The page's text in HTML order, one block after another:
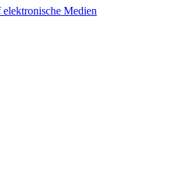
Medien